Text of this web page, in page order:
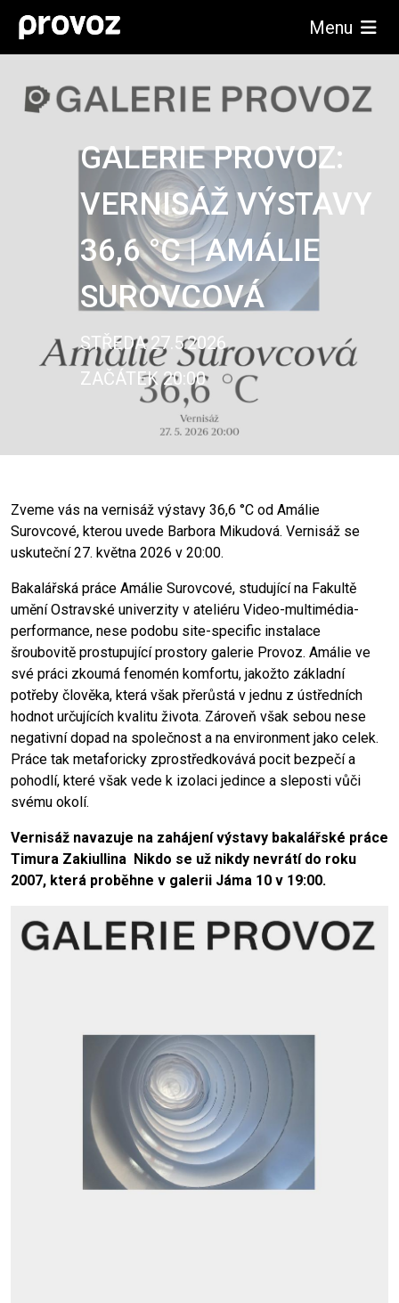
Menu
GALERIE PROVOZ:
VERNISÁŽ VÝSTAVY
36,6 °C | AMÁLIE
SUROVCOVÁ
STŘEDA 27.5.2026
ZAČÁTEK 20:00
Zveme vás na vernisáž výstavy 36,6 °C od Amálie
Surovcové, kterou uvede Barbora Mikudová. Vernisáž se
uskuteční 27. května 2026 v 20:00.
Bakalářská práce Amálie Surovcové, studující na Fakultě
umění Ostravské univerzity v ateliéru Video-multimédia-
performance, nese podobu site-specific instalace
šroubovitě prostupující prostory galerie Provoz. Amálie ve
své práci zkoumá fenomén komfortu, jakožto základní
potřeby člověka, která však přerůstá v jednu z ústředních
hodnot určujících kvalitu života. Zároveň však sebou nese
negativní dopad na společnost a na environment jako celek.
Práce tak metaforicky zprostředkovává pocit bezpečí a
pohodlí, které však vede k izolaci jedince a sleposti vůči
svému okolí.
Vernisáž navazuje na zahájení výstavy bakalářské práce
Timura Zakiullina Nikdo se už nikdy nevrátí do roku
2007, která proběhne v galerii Jáma 10 v 19:00.